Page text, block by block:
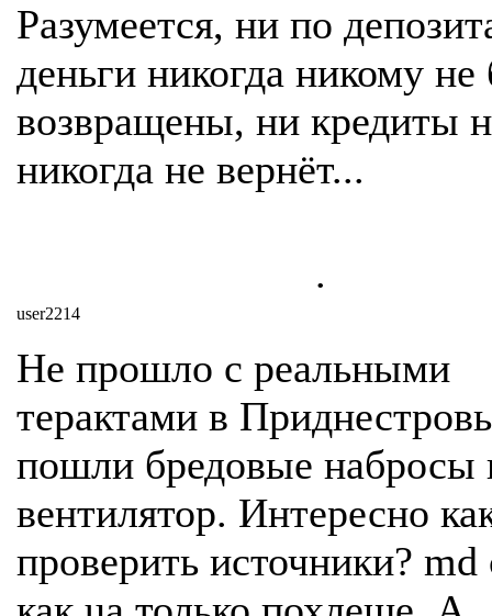
Разумеется, ни по
деньги никогда никому не
возвращены, ни кредиты
никогда не вернёт...
.
user2214
Не прошло с реальными
терактами в
пошли бредовые набросы
вентилятор. Интересно
проверить источники? md